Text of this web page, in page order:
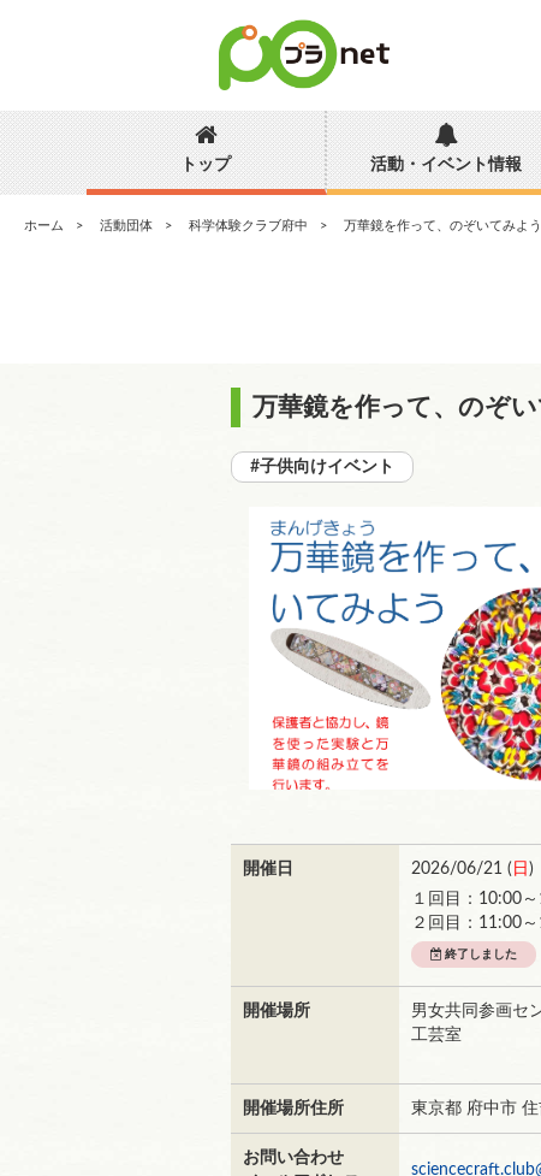
トップ 活動・イベント情報
ホーム 活動団体 科学体験クラブ府中 万華鏡を作って、のぞいてみよう
万華鏡を作って、のぞ
#子供向けイベント
開催日 2026/06/21 ( 日 )
１回目：
２回目：11:00
終了しました
開催場所
男女共同参画セ
工芸室
開催場所住所 東京都 府中市
お問い合わせ